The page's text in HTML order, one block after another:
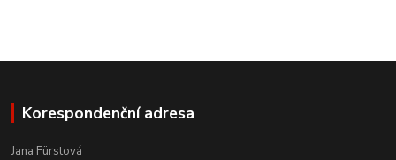
Korespondenční adresa
Jana Fürstová